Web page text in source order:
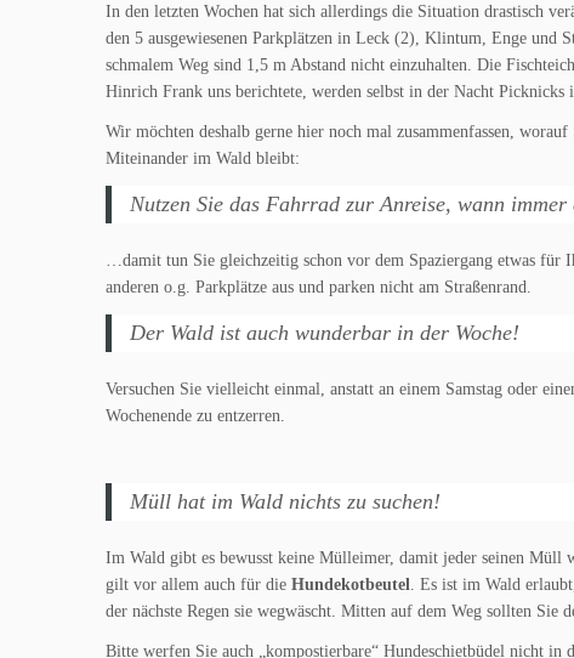
In den letzten Wochen hat sich allerdings die Situation drastisch
den 5 ausgewiesenen Parkplätzen in Leck (2), Klintum, Enge und
schmalem Weg sind 1,5 m Abstand nicht einzuhalten. Die
Hinrich Frank uns berichtete, werden selbst in der Nacht Picknicks
Wir möchten deshalb gerne hier noch mal zusammenfassen,
Miteinander im Wald bleibt:
Nutzen Sie das Fahrrad zur Anreise, wann
…damit tun Sie gleichzeitig schon vor dem Spaziergang etwas für
anderen o.g. Parkplätze aus und parken nicht am Straßenrand.
Der Wald ist auch wunderbar in der Woche!
Versuchen Sie vielleicht einmal, anstatt an einem Samstag oder
Wochenende zu entzerren.
Müll hat im Wald nichts zu suchen!
Im Wald gibt es bewusst keine Mülleimer, damit jeder seinen Müll
gilt vor allem auch für die Hundekotbeutel. Es ist im Wald
der nächste Regen sie wegwäscht. Mitten auf dem Weg sollten Sie
Bitte werfen Sie auch „kompostierbare“ Hundeschietbüdel nicht